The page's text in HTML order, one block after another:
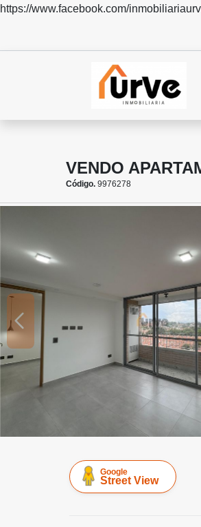
https://www.facebook.com/
VENDO
Código. 9976278
Google
Street View